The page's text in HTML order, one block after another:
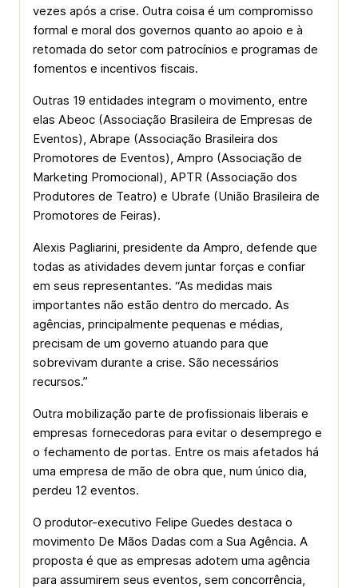
vezes após a crise. Outra coisa é um compromisso
formal e moral dos governos quanto ao apoio e à
retomada do setor com patrocínios e programas de
fomentos e incentivos fiscais.
Outras 19 entidades integram o movimento, entre
elas Abeoc (Associação Brasileira de Empresas de
Eventos), Abrape (Associação Brasileira dos
Promotores de Eventos), Ampro (Associação de
Marketing Promocional), APTR (Associação dos
Produtores de Teatro) e Ubrafe (União Brasileira de
Promotores de Feiras).
Alexis Pagliarini, presidente da Ampro, defende que
todas as atividades devem juntar forças e confiar
em seus representantes. “As medidas mais
importantes não estão dentro do mercado. As
agências, principalmente pequenas e médias,
precisam de um governo atuando para que
sobrevivam durante a crise. São necessários
recursos.”
Outra mobilização parte de profissionais liberais e
empresas fornecedoras para evitar o desemprego e
o fechamento de portas. Entre os mais afetados há
uma empresa de mão de obra que, num único dia,
perdeu 12 eventos.
O produtor-executivo Felipe Guedes destaca o
movimento De Mãos Dadas com a Sua Agência. A
proposta é que as empresas adotem uma agência
para assumirem seus eventos, sem concorrência,